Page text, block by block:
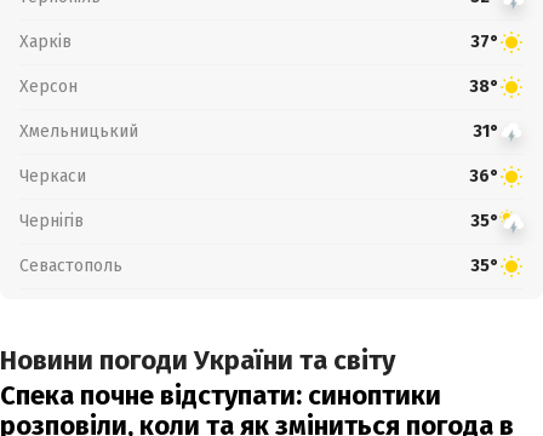
Харків 37°
Херсон 38°
Хмельницький 31°
Черкаси 36°
Чернігів 35°
Севастополь 35°
Новини погоди України та світу
Спека почне відступати: синоптики
розповіли, коли та як зміниться погода в